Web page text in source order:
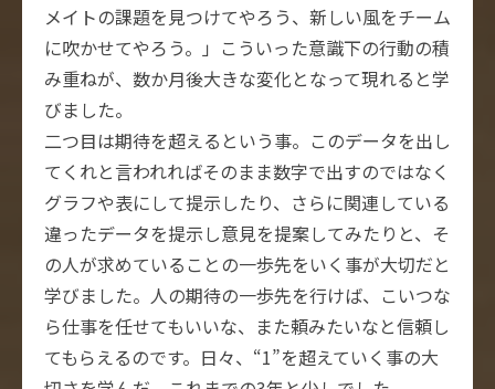
メイトの課題を見つけてやろう、新しい風をチーム
に吹かせてやろう。」こういった意識下の行動の積
み重ねが、数か月後大きな変化となって現れると学
びました。
二つ目は期待を超えるという事。このデータを出し
てくれと言われればそのまま数字で出すのではなく
グラフや表にして提示したり、さらに関連している
違ったデータを提示し意見を提案してみたりと、そ
の人が求めていることの一歩先をいく事が大切だと
学びました。人の期待の一歩先を行けば、こいつな
ら仕事を任せてもいいな、また頼みたいなと信頼し
てもらえるのです。日々、“1”を超えていく事の大